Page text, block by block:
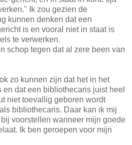
Ik zou gezien de
kunnen denken dat een
is en vooral niet in staat is
te verwerken.
schop tegen dat al zere been van
zo kunnen zijn dat het in het
dat een bibliothecaris juist heel
niet toevallig geboren wordt
bibliothecaris. Daar kan ik mij
voorstellen wanneer mijn goede
Ik ben geroepen voor mijn